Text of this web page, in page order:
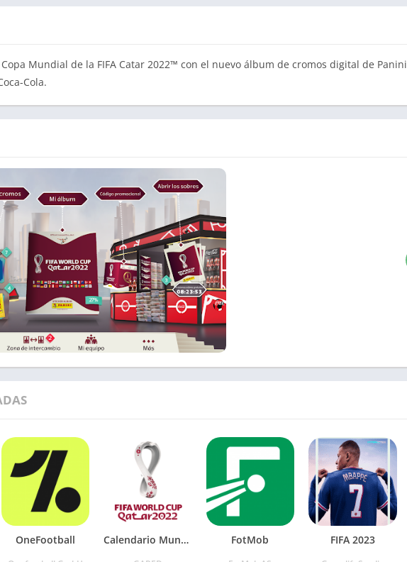
Mundial de la FIFA Catar 2022™ con el nuevo álbum de cromos digital de Panini
Cola.
OneFootball Calendario Mundial Qatar FotMob FIFA 2023